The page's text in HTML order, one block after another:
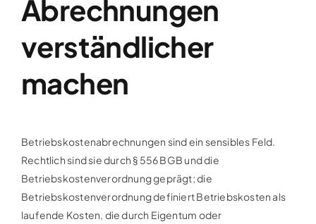
Abrechnungen
verständlicher
machen
Betriebskostenabrechnungen sind ein sensibles Feld.
Rechtlich sind sie durch § 556 BGB und die
Betriebskostenverordnung geprägt; die
Betriebskostenverordnung definiert Betriebskosten als
laufende Kosten, die durch Eigentum oder